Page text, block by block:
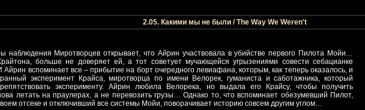
2.05. Какими мы не были / The Way We Weren't
наблюдения Миротворцев открывает, что Айрин участвовала в убийстве первого Пилота Мойи…
больше не доверяет ей, а тот советует мучающейся угрызениями совести себацианке
Айрин вспоминает все – прибытие на борт очередного левиафана, которым, как теперь оказалось, и
эксперимент Крайса, миротворца по имени Велорек, гуманиста и саботажника, который
эксперименту. Айрин любила Велорека, но выдала его Крайсу, чтобы получить
летать на праулерах, а не перевозить грузы… Однако то, что вспоминает обезумевший Пилот,
отсеке и отключивший все системы Мойи, поворачивает историю совсем другим углом…